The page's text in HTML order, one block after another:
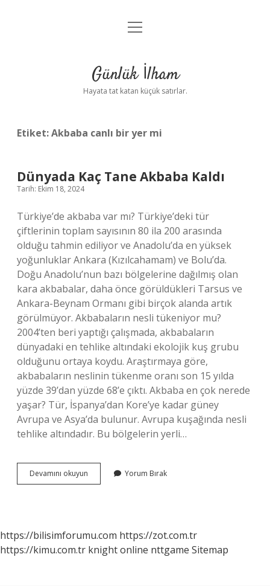
Anasayfa
Yasal Uyarı
menüyü
Günlük İlham
Hayata tat katan küçük satırlar.
Etiket:Akbaba canlı bir yer mi
Dünyada Kaç Tane Akbaba Kaldı
Tarih: Ekim 18, 2024
Türkiye’de akbaba var mı? Türkiye’deki tür
çiftlerinin toplam sayısının 80 ila 200 arasında
olduğu tahmin ediliyor ve Anadolu’da en yüksek
yoğunluklar Ankara (Kızılcahamam) ve Bolu’da.
Doğu Anadolu’nun bazı bölgelerine dağılmış olan
kara akbabalar, daha önce görüldükleri Tarsus ve
Ankara-Beynam Ormanı gibi birçok alanda artık
görülmüyor. Akbabaların nesli tükeniyor mu?
2004’ten beri yaptığı çalışmada, akbabaların
dünyadaki en tehlike altındaki ekolojik kuş grubu
olduğunu ortaya koydu. Araştırmaya göre,
akbabaların neslinin tükenme oranı son 15 yılda
yüzde 39’dan yüzde 68’e çıktı. Akbaba en çok nerede
yaşar? Tür, İspanya’dan Kore’ye kadar güney
Avrupa ve Asya’da bulunur. Avrupa kuşağında nesli
tehlike altındadır. Bu bölgelerin yerli…
Devamını okuyun Dünyada
Kaç
Yorum Bırak
https://bilisimforumu.com https://zot.com.tr
https://kimu.com.tr knight online nttgame Sitemap